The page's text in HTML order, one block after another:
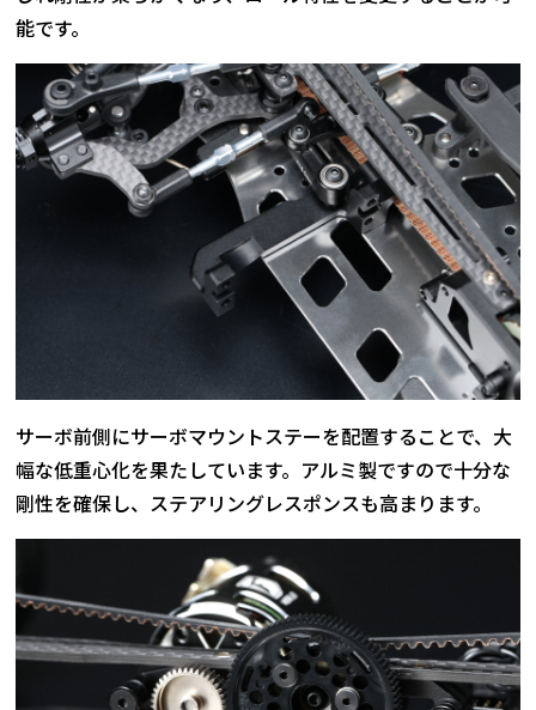
能です。
サーボ前側にサーボマウントステーを配置することで、大
幅な低重心化を果たしています。アルミ製ですので十分な
剛性を確保し、ステアリングレスポンスも高まります。